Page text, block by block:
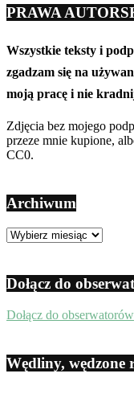
PRAWA
Wszystkie teksty i
zgadzam się na
moją pracę i nie
Zdjęcia bez mojego
przeze mnie kupione,
CC0.
Archiwum
Archiwum
Dołącz do
Dołącz do obserwatorów
Wędliny,